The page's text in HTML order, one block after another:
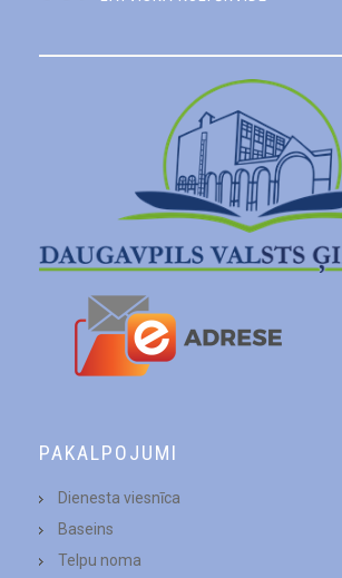
PAKALPOJUMI
Dienesta viesnīca
Baseins
Telpu noma